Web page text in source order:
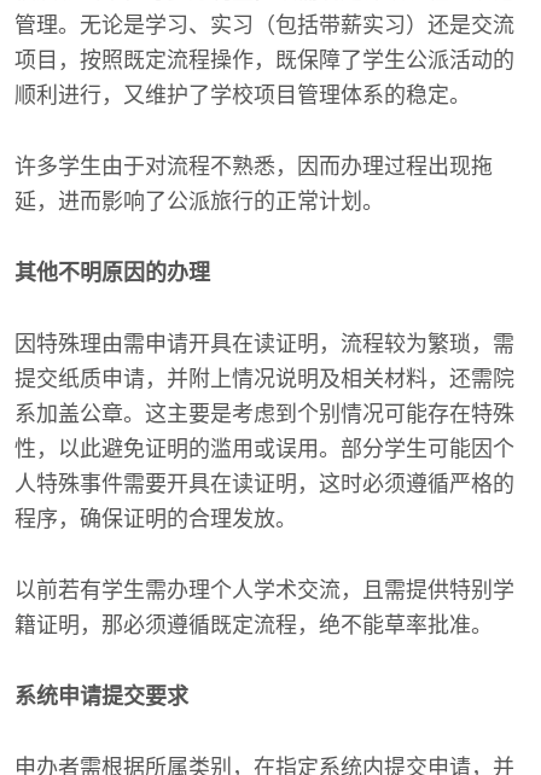
管理。无论是学习、实习（包括带薪实习）还是交流
项目，按照既定流程操作，既保障了学生公派活动的
顺利进行，又维护了学校项目管理体系的稳定。
许多学生由于对流程不熟悉，因而办理过程出现拖
延，进而影响了公派旅行的正常计划。
其他不明原因的办理
因特殊理由需申请开具在读证明，流程较为繁琐，需
提交纸质申请，并附上情况说明及相关材料，还需院
系加盖公章。这主要是考虑到个别情况可能存在特殊
性，以此避免证明的滥用或误用。部分学生可能因个
人特殊事件需要开具在读证明，这时必须遵循严格的
程序，确保证明的合理发放。
以前若有学生需办理个人学术交流，且需提供特别学
籍证明，那必须遵循既定流程，绝不能草率批准。
系统申请提交要求
申办者需根据所属类别，在指定系统内提交申请，并